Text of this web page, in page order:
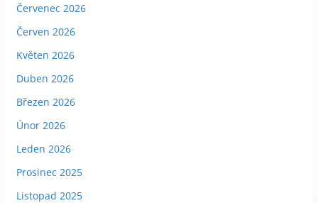
Červenec 2026
Červen 2026
Květen 2026
Duben 2026
Březen 2026
Únor 2026
Leden 2026
Prosinec 2025
Listopad 2025